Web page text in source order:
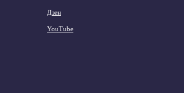
Дзен
YouTube